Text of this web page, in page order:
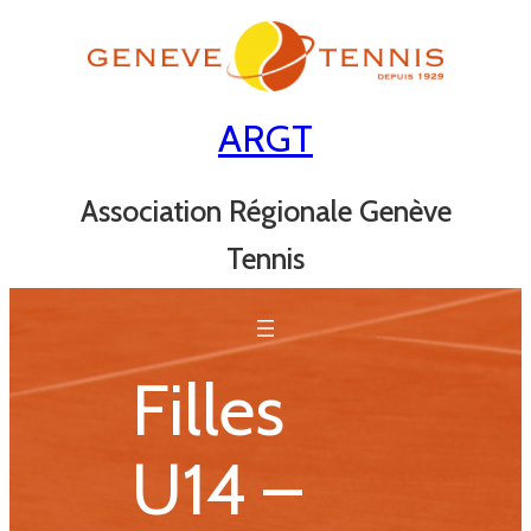
ARGT
Association Régionale Genève
Tennis
Filles
U14 –